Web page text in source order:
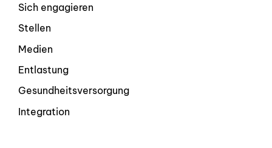
Sich engagieren
Stellen
Medien
Entlastung
Gesundheitsversorgung
Integration